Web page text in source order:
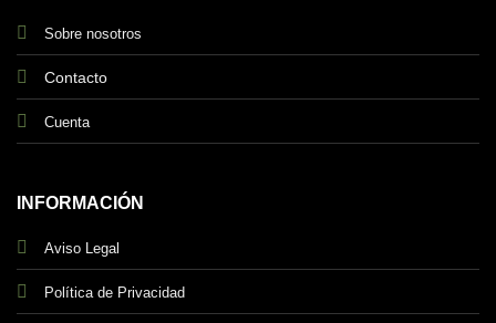
Sobre nosotros
Contacto
Cuenta
INFORMACIÓN
Aviso Legal
Política de Privacidad